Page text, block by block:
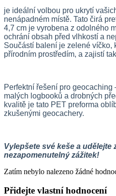
je ideální volbou pro ukrytí
nenápadném místě. Tato čirá
4,7 cm je vyrobena z odolného
ochrání obsah před vlhkostí a
Součástí balení je zelené víčko,
přírodním prostředím, a zajistí
Perfektní řešení pro geocaching
malých logbooků a drobných
kvalitě je tato PET preforma
zkušenými geocachery.
Vylepšete své keše a udělejte
nezapomenutelný zážitek!
Zatím nebylo nalezeno žádné
Přidejte vlastní hodnocení